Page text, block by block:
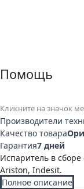
Помощь
Кликните на значок
Производители
Качество товара
Гарантия7 дней
Испаритель в сборе
Ariston, Indesit.
Полное описание